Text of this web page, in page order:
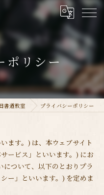
ポリシー
書道教室 プライバシーポリシー
ます。) は、本ウェブサイト
ービス」といいます。) にお
について、以下のとおりプラ
ー」といいます。) を定めま